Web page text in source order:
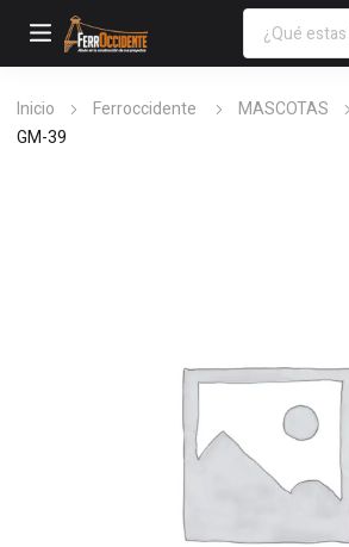
Inicio Ferroccidente MASCOTAS
GM-39